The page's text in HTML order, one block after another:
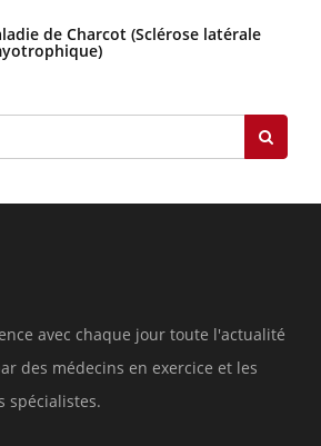
de Charcot (Sclérose latérale
avec chaque jour toute l'actualité
des médecins en exercice et les
spécialistes.